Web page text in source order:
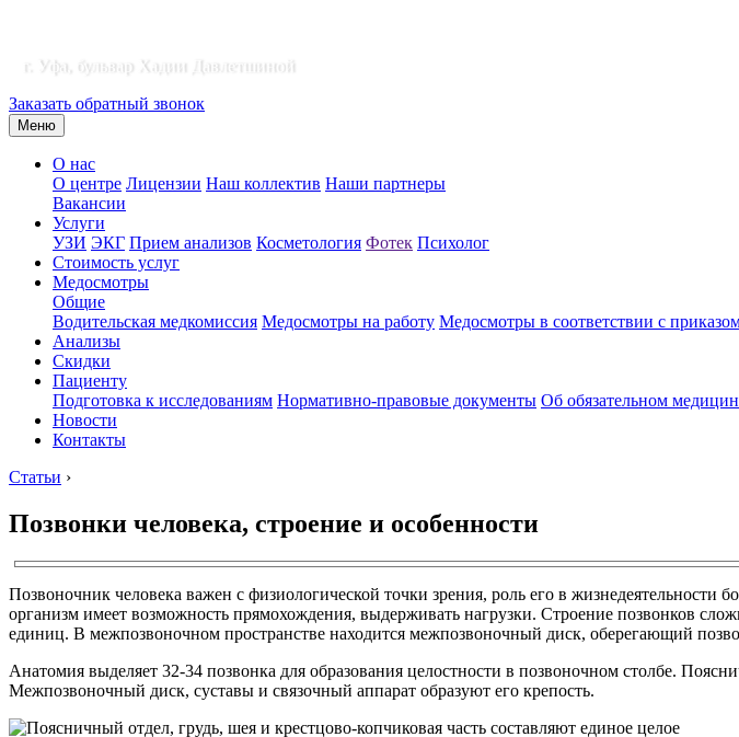
г. Уфа, бульвар Хадии Давлетшиной
Заказать обратный звонок
Меню
О нас
О центре Лицензии Наш коллектив Наши партнеры
Вакансии
Услуги
УЗИ ЭКГ Прием анализов Косметология Фотек Психолог
Стоимость услуг
Медосмотры
Общие
Водительская медкомиссия Медосмотры на работу Медосмотры в соответствии с
Анализы
Скидки
Пациенту
Подготовка к исследованиям Нормативно-правовые документы Об обязательном
Новости
Контакты
Статьи ›
Позвонки человека, строение и особенности
Позвоночник человека важен с физиологической точки зрения, роль его в
организм имеет возможность прямохождения, выдерживать нагрузки. Строение позвонков
единиц. В межпозвоночном пространстве находится межпозвоночный диск, оберегающий
Анатомия выделяет 32-34 позвонка для образования целостности в позвоночном столбе.
Межпозвоночный диск, суставы и связочный аппарат образуют его крепость.